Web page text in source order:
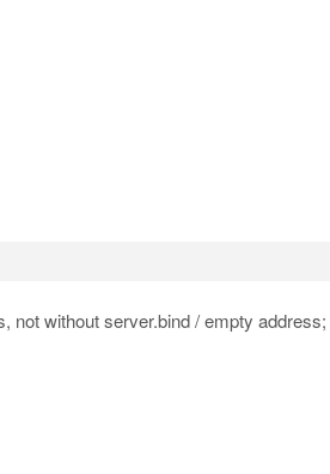
not without server.bind / empty address;